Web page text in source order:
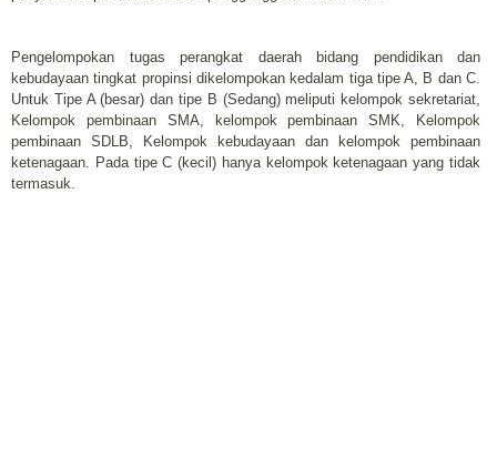
Pengelompokan tugas perangkat daerah bidang pendidikan dan
kebudayaan tingkat propinsi dikelompokan kedalam tiga tipe A, B dan C.
Untuk Tipe A (besar) dan tipe B (Sedang) meliputi kelompok sekretariat,
Kelompok pembinaan SMA, kelompok pembinaan SMK, Kelompok
pembinaan SDLB, Kelompok kebudayaan dan kelompok pembinaan
ketenagaan. Pada tipe C (kecil) hanya kelompok ketenagaan yang tidak
termasuk.